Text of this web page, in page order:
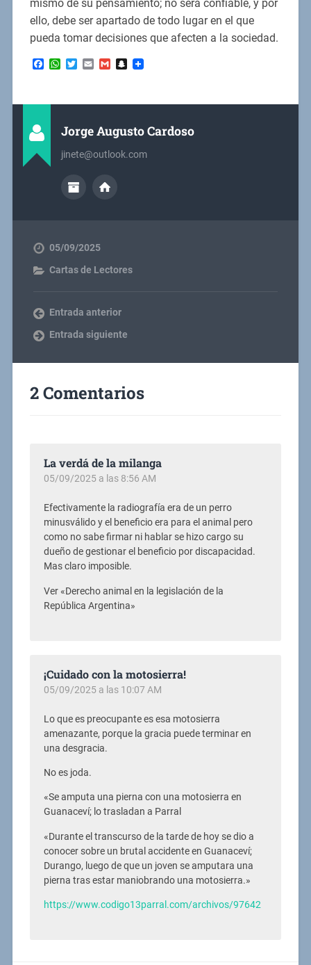
mismo de su pensamiento; no será confiable, y por
ello, debe ser apartado de todo lugar en el que
pueda tomar decisiones que afecten a la sociedad.
Facebook
WhatsApp
TwitterEmailGmailSnapchat
Jorge Augusto Cardoso
jinete@outlook.com
05/09/2025
Cartas de Lectores
Entrada anterior
Entrada siguiente
2 Comentarios
La verdá de la milanga
05/09/2025 a las 8:56 AM
Efectivamente la radiografía era de un perro
minusválido y el beneficio era para el animal pero
como no sabe firmar ni hablar se hizo cargo su
dueño de gestionar el beneficio por discapacidad.
Mas claro imposible.
Ver «Derecho animal en la legislación de la
República Argentina»
¡Cuidado con la motosierra!
05/09/2025 a las 10:07 AM
Lo que es preocupante es esa motosierra
amenazante, porque la gracia puede terminar en
una desgracia.
No es joda.
«Se amputa una pierna con una motosierra en
Guanaceví; lo trasladan a Parral
«Durante el transcurso de la tarde de hoy se dio a
conocer sobre un brutal accidente en Guanaceví;
Durango, luego de que un joven se amputara una
pierna tras estar maniobrando una motosierra.»
https://www.codigo13parral.com/archivos/97642